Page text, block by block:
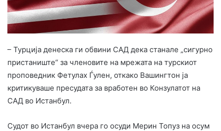
– Турција денеска ги обвини САД дека станале „сигурно
пристаниште“ за членовите на мрежата на турскиот
проповедник Фетулах Ѓулен, откако Вашингтон ја
критикуваше пресудата за вработен во Конзулатот на
САД во Истанбул.
Судот во Истанбул вчера го осуди Мерин Топуз на осум